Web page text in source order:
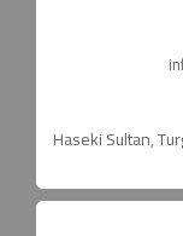
Haseki Sultan,